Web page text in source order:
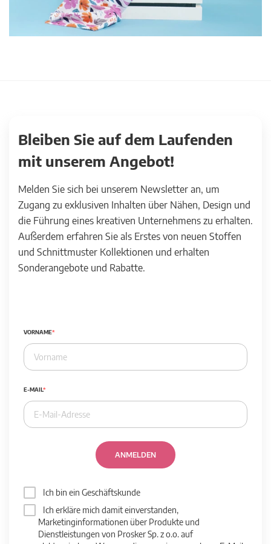
Bleiben Sie auf dem Laufenden
mit unserem Angebot!
Melden Sie sich bei unserem Newsletter an, um
Zugang zu exklusiven Inhalten über Nähen, Design und
die Führung eines kreativen Unternehmens zu erhalten.
Außerdem erfahren Sie als Erstes von neuen Stoffen
und Schnittmuster Kollektionen und erhalten
Sonderangebote und Rabatte.
VORNAME
E-MAIL
ANMELDEN
Ich bin ein Geschäftskunde
Ich erkläre mich damit einverstanden,
Marketinginformationen über Produkte und
Dienstleistungen von Prosker Sp. z o.o. auf